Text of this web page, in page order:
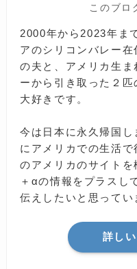
このブロ
2000年から2023年ま
アのシリコンバレー
の夫と、アメリカ生
ーから引き取った２
大好きです。
今は日本に永久帰国
にアメリカでの生活で
のアメリカのサイトを
＋αの情報をプラスし
伝えしたいと思ってい
詳し